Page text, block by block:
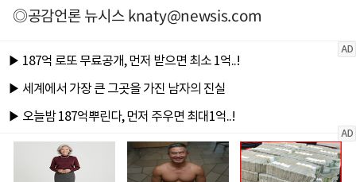
◎공감언론 뉴시스knaty@newsis.com